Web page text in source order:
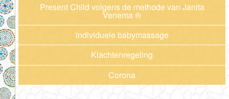
Present Child volgens de methode van Janita
Venema ®
individuele babymassage
Klachtenregeling
Corona